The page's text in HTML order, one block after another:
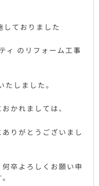
ておりました
ィ のリフォーム工事
しました。
かれましては、
りがとうございまし
卒よろしくお願い申